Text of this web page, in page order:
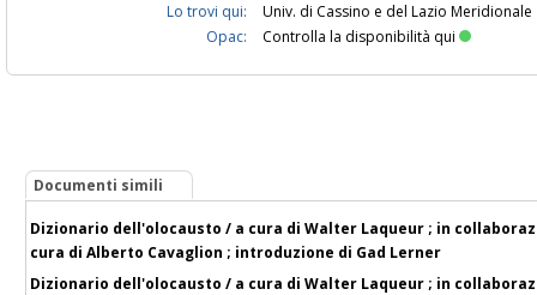
Lo trovi qui:
Univ. di Cassino e del Lazio Meridionale
Opac:
Controlla la disponibilità qui
Documenti simili
Dizionario dell'olocausto / a cura di Walter Laqueur ; in
cura di Alberto Cavaglion ; introduzione di Gad Lerner
Dizionario dell'olocausto / a cura di Walter Laqueur ; in